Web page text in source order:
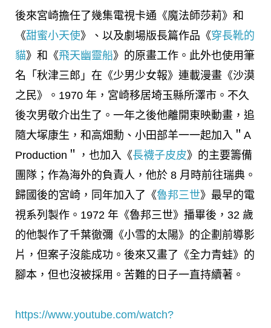
後來宮崎擔任了幾集電視卡通《魔法師莎莉》和
《甜蜜小天使》、以及劇場版長篇作品《穿長靴的
貓》和《飛天幽靈船》的原畫工作。此外也使用筆
名「秋津三郎」在《少男少女報》連載漫畫《沙漠
之民》。1970 年，宮崎移居埼玉縣所澤市。不久
後次男敬介出生了。一年之後他離開東映動畫，追
隨大塚康生，和高畑勳、小田部羊一一起加入＂A
Production＂，也加入《長襪子皮皮》的主要籌備
團隊；作為海外的負責人，他於 8 月時前往瑞典。
歸國後的宮崎，同年加入了《魯邦三世》最早的電
視系列製作。1972 年《魯邦三世》播畢後，32 歲
的他製作了千葉徹彌《小雪的太陽》的企劃前導影
片，但案子沒能成功。後來又畫了《全力青蛙》的
腳本，但也沒被採用。苦難的日子一直持續著。
https://www.youtube.com/watch?